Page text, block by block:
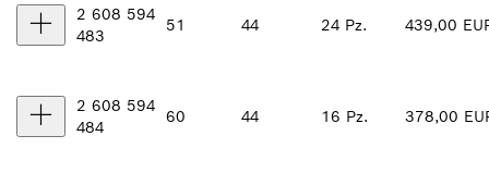
2 608 594
483
51 44 24 Pz. 439,00
2 608 594
484
60 44 16 Pz. 378,00